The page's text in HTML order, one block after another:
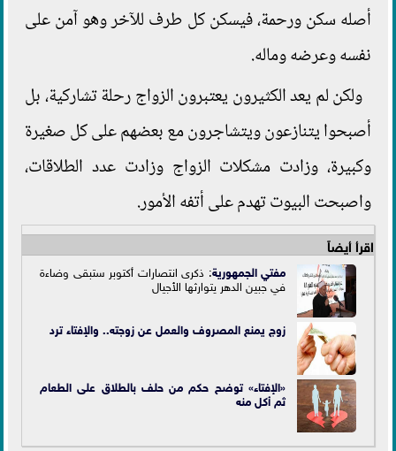
أصله سكن ورحمة، فيسكن كل طرف للآخر وهو آمن على
نفسه وعرضه وماله.
ولكن لم يعد الكثيرون يعتبرون الزواج رحلة تشاركية، بل
أصبحوا يتنازعون ويتشاجرون مع بعضهم على كل صغيرة
وكبيرة، وزادت مشكلات الزواج وزادت عدد الطلاقات،
واصبحت البيوت تهدم على أتفه الأمور.
اقرأ أيضاً
مفتي الجمهورية: ذكرى انتصارات أكتوبر ستبقى وضاءة
في جبين الدهر يتوارثها الأجيال
زوج يمنع المصروف والعمل عن زوجته.. والإفتاء ترد
«الإفتاء» توضح حكم من حلف بالطلاق على الطعام
ثم أكل منه